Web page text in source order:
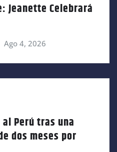
Jeanette Celebrará
Ago 4, 2026
Perú tras una
dos meses por